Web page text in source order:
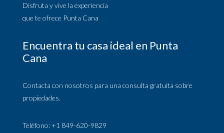
Disfruta y vive la experiencia
que te ofrece Punta Cana
Encuentra tu casa ideal en Punta
Cana
Contacta con nosotros para una consulta gratuita sobre
propiedades.
Teléfono: +1 849-620-9829